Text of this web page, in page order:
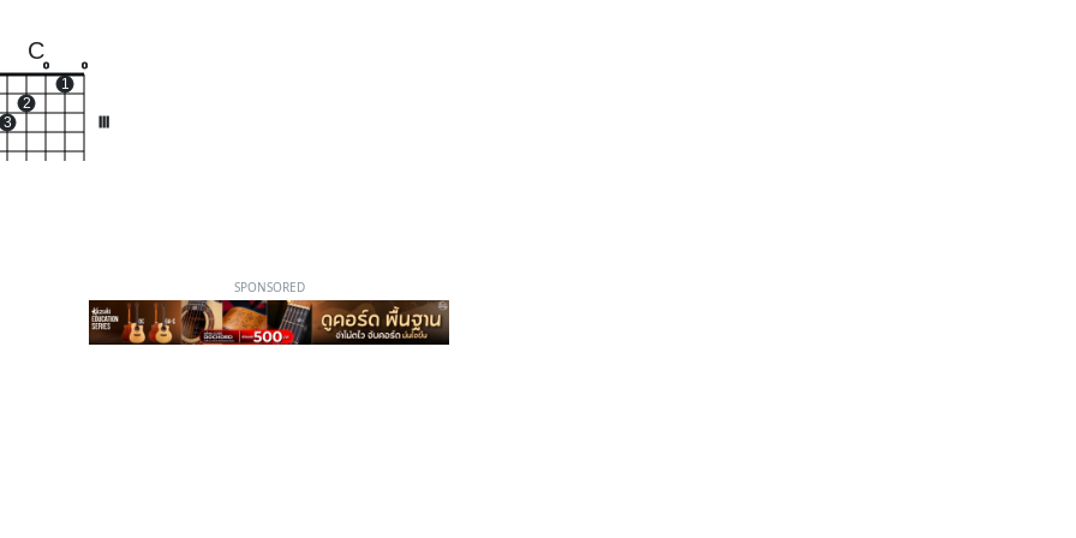
C
3
2
o
1
o
SPONSORED